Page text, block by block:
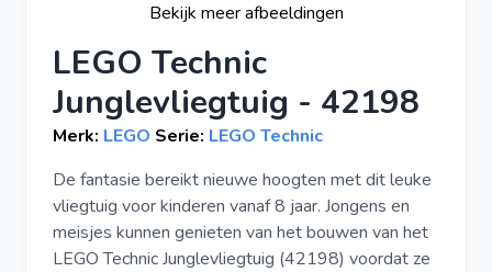
Bekijk meer afbeeldingen
LEGO Technic
Junglevliegtuig - 42198
Merk: LEGO Serie: LEGO Technic
De fantasie bereikt nieuwe hoogten met dit leuke
vliegtuig voor kinderen vanaf 8 jaar. Jongens en
meisjes kunnen genieten van het bouwen van het
LEGO Technic Junglevliegtuig (42198) voordat ze